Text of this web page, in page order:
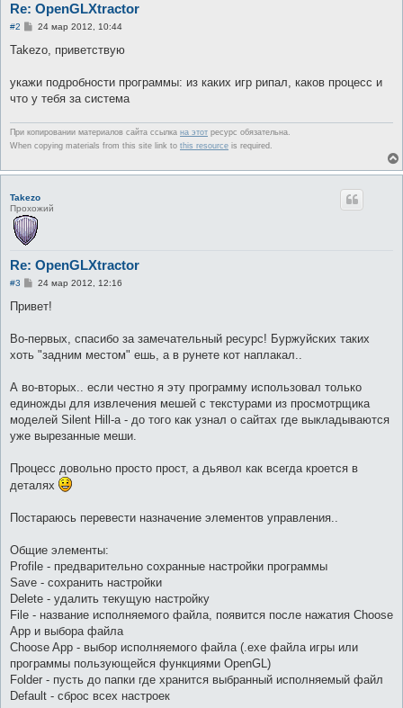
Re: OpenGLXtractor
#2
С
о
е
и
24 мар 2012, 10:44
Takezo, приветствую
укажи подробности программы: из каких игр рипал, каков процесс и
что у тебя за система
При копировании материалов сайта ссылка на этот ресурс обязательна.
When copying materials from this site link to this resource is required.
Takezo
Прохожий
Re: OpenGLXtractor
#3
С
о
е
и
24 мар 2012, 12:16
Привет!
Во-первых, спасибо за замечательный ресурс! Буржуйских таких
хоть "задним местом" ешь, а в рунете кот наплакал..
А во-вторых.. если честно я эту программу использовал только
единожды для извлечения мешей с текстурами из просмотрщика
моделей Silent Hill-a - до того как узнал о сайтах где выкладываются
уже вырезанные меши.
Процесс довольно просто прост, а дьявол как всегда кроется в
деталях
Постараюсь перевести назначение элементов управления..
Общие элементы:
Profile - предварительно сохранные настройки программы
Save - сохранить настройки
Delete - удалить текущую настройку
File - название исполняемого файла, появится после нажатия Choose
App и выбора файла
Choose App - выбор исполняемого файла (.exe файла игры или
программы пользующейся функциями OpenGL)
Folder - пусть до папки где хранится выбранный исполняемый файл
Default - сброс всех настроек